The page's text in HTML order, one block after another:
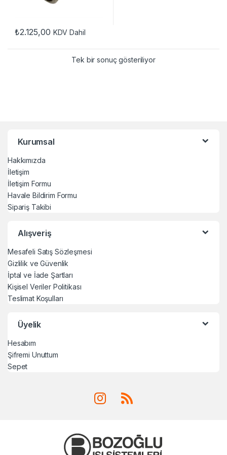
₺2.125,00 KDV Dahil
Tek bir sonuç gösteriliyor
Kurumsal
Hakkımızda
İletişim
İletişim Formu
Havale Bildirim Formu
Sipariş Takibi
Alışveriş
Mesafeli Satış Sözleşmesi
Gizlilik ve Güvenlik
İptal ve İade Şartları
Kişisel Veriler Politikası
Teslimat Koşulları
Üyelik
Hesabım
Şifremi Unuttum
Sepet